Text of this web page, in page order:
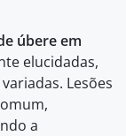
úbereem
elucidadas,
Lesões
a